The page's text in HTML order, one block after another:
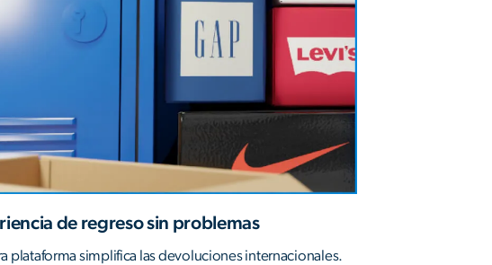
de regreso sin problemas
plataforma simplifica las devoluciones internacionales.